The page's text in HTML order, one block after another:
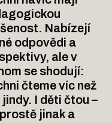
Nabízejí
odpovědi a
ale v
se shodují:
čteme víc než
jindy. I děti čtou –
jinak a